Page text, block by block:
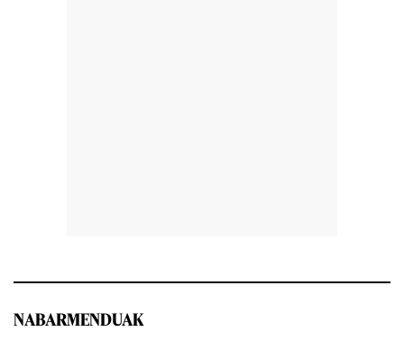
NABARMENDUAK